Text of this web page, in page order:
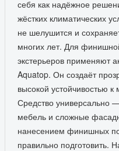
себя как надёжное
жёстких климатических
не шелушится и
многих лет. Для
экстерьеров применяют
Aquatop. Он создаёт
высокой устойчивостью
Средство универсально
мебель и сложные
нанесением финишных
правильно подготовить.